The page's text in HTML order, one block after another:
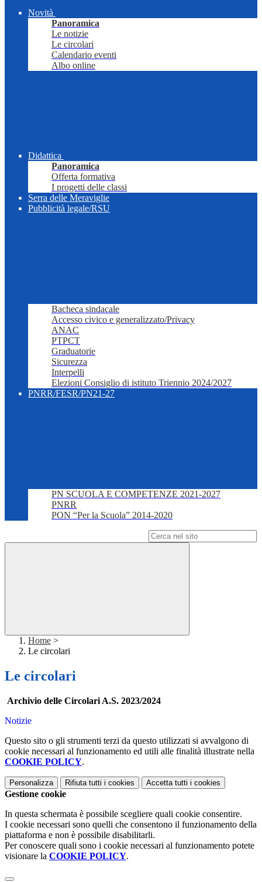
Novità
Panoramica
Le notizie
Le circolari
Calendario eventi
Albo online
Didattica
Panoramica
Offerta formativa
I progetti delle classi
Serra delle Meraviglie
Pubblicità legale/RSU
Bacheca sindacale
Accesso civico e generalizzato/Privacy
ANAC
PTPCT
Graduatorie
Sicurezza
Interpelli
Elezioni Consiglio di istituto Triennio 2024/2027
PNRR/FESR/PN21-27
PN SCUOLA E COMPETENZE 2021-2027
PNRR
PON “Per la Scuola” 2014-2020
Home >
Le circolari
Le circolari
Archivio delle Circolari A.S. 2023/2024
Notizie
Questo sito o gli strumenti terzi da questo utilizzati si avvalgono di
cookie necessari al funzionamento ed utili alle finalità illustrate nella
COOKIE POLICY.
Personalizza Rifiuta tutti i cookies Accetta tutti i cookies
Gestione cookie
In questa schermata è possibile scegliere quali cookie consentire.
I cookie necessari sono quelli che consentono il funzionamento della
piattaforma e non è possibile disabilitarli.
Per conoscere quali sono i cookie necessari al funzionamento potete
visionare la COOKIE POLICY.